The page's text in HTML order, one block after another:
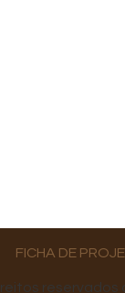
FICHA DE
reservados